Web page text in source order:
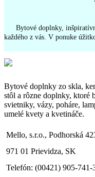
Bytové doplnky,
každého z vás. V ponuke
Bytové doplnky zo skla,
stôl a rôzne doplnky, ktoré
svietniky, vázy, poháre,
umelé kvety a kvetináče.
Mello, s.r.o., Podhorská
971 01 Prievidza, SK
Telefón: (00421) 905-741-